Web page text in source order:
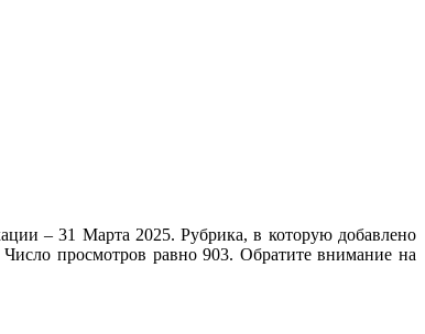
– 31 Марта 2025. Рубрика, в которую добавлено
просмотров равно 903. Обратите внимание на